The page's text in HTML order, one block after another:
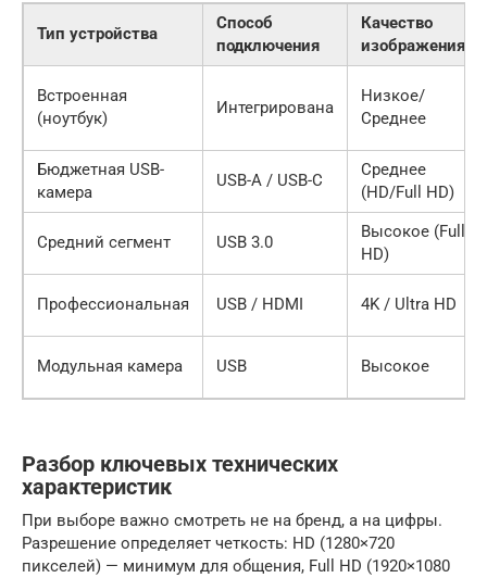
Тип устройства
Способ
подключения
Качество
изображения
Встроенная
(ноутбук)
Интегрирована
Низкое/
Среднее
Бюджетная USB-
камера
USB-A / USB-C
Среднее
(HD/Full HD)
Средний сегмент USB 3.0
Высокое (Full
HD)
Профессиональная USB / HDMI 4K / Ultra HD
Модульная камера USB Высокое
Разбор ключевых технических
характеристик
При выборе важно смотреть не на бренд, а на цифры.
Разрешение определяет четкость: HD (1280×720
пикселей) — минимум для общения, Full HD (1920×1080